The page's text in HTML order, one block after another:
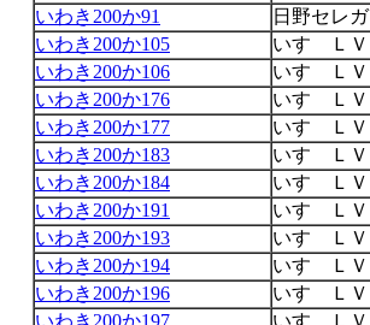
いわき200か91
日野セレガ
いわき200か105
いすゞＬＶ
いわき200か106
いすゞＬＶ
いわき200か176
いすゞＬＶ
いわき200か177
いすゞＬＶ
いわき200か183
いすゞＬＶ
いわき200か184
いすゞＬＶ
いわき200か191
いすゞＬＶ
いわき200か193
いすゞＬＶ
いわき200か194
いすゞＬＶ
いわき200か196
いすゞＬＶ
いわき200か197
いすゞＬＶ